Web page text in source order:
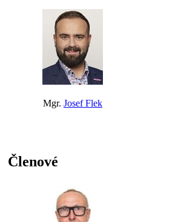
Mgr. Josef Flek
Členové